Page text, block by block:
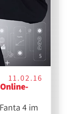
11.02.16
4 im